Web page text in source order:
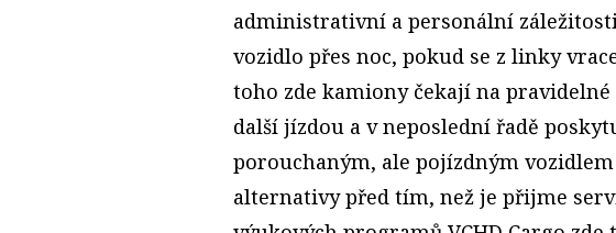
administrativní a personální
vozidlo přes noc, pokud se z linky
toho zde kamiony čekají na
další jízdou a v neposlední řadě
porouchaným, ale pojízdným
alternativy před tím, než je přijme